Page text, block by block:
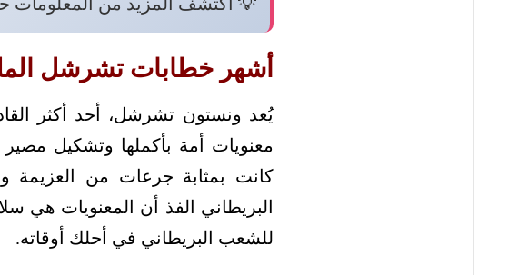
أشهر خطابات تشرشل
يُعد ونستون تشرشل، أحد أكثر
معنويات أمة بأكملها وتشكيل مصير
كانت بمثابة جرعات من العزيمة
البريطاني الفذ أن المعنويات هي
للشعب البريطاني في أحلك أوقاته.